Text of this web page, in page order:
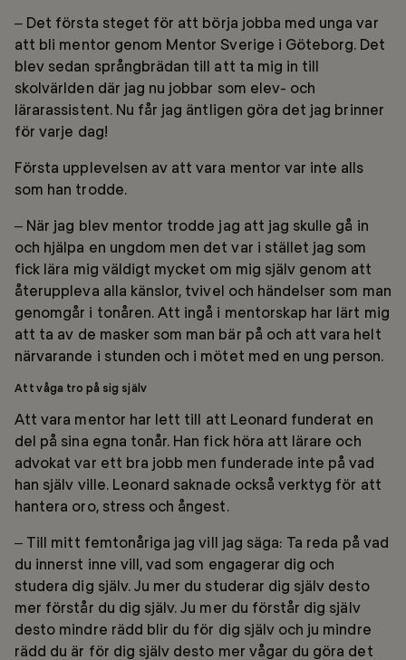
– Det första steget för att börja jobba med unga var
att bli mentor genom Mentor Sverige i Göteborg. Det
blev sedan språngbrädan till att ta mig in till
skolvärlden där jag nu jobbar som elev- och
lärarassistent. Nu får jag äntligen göra det jag brinner
för varje dag!
Första upplevelsen av att vara mentor var inte alls
som han trodde.
– När jag blev mentor trodde jag att jag skulle gå in
och hjälpa en ungdom men det var i stället jag som
fick lära mig väldigt mycket om mig själv genom att
återuppleva alla känslor, tvivel och händelser som man
genomgår i tonåren. Att ingå i mentorskap har lärt mig
att ta av de masker som man bär på och att vara helt
närvarande i stunden och i mötet med en ung person.
Att våga tro på sig själv
Att vara mentor har lett till att Leonard funderat en
del på sina egna tonår. Han fick höra att lärare och
advokat var ett bra jobb men funderade inte på vad
han själv ville. Leonard saknade också verktyg för att
hantera oro, stress och ångest.
– Till mitt femtonåriga jag vill jag säga: Ta reda på vad
du innerst inne vill, vad som engagerar dig och
studera dig själv. Ju mer du studerar dig själv desto
mer förstår du dig själv. Ju mer du förstår dig själv
desto mindre rädd blir du för dig själv och ju mindre
rädd du är för dig själv desto mer vågar du göra det